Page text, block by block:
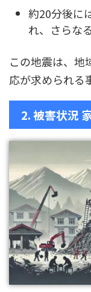
約20分後に
れ、さらな
この地震は、地
応が求められる
2. 被害状況